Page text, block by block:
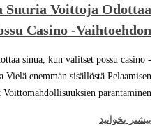
Suuria Voittoja Odottaa
Casino -vaihtoehdon!
sinua, kun valitset possu casino -
enemmän sisällöstä Pelaamisen
Voittomahdollisuuksien parantaminen…
بیشتر بخوانید